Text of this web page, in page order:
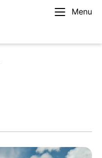
Menu